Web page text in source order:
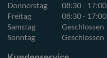
Donnerstag
08:30 - 17:00
Freitag
08:30 - 17:00
Samstag
Geschlossen
Sonntag
Geschlossen